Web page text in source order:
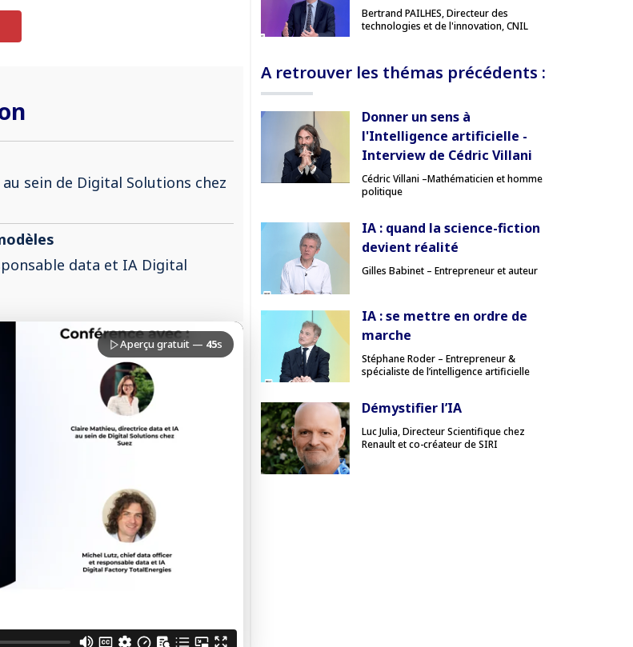
sein de Digital Solutions chez
data et IA Digital
Aperçu gratuit — 45s
Bertrand PAILHES, Directeur des
technologies et de l'innovation, CNIL
A retrouver les thémas précédents :
Donner un sens à
l'Intelligence artificielle -
Interview de Cédric Villani
Cédric Villani –Mathématicien et homme
politique
IA : quand la science-fiction
devient réalité
Gilles Babinet – Entrepreneur et auteur
IA : se mettre en ordre de
marche
Stéphane Roder – Entrepreneur &
spécialiste de l’intelligence artificielle
Démystifier l’IA
Luc Julia, Directeur Scientifique chez
Renault et co-créateur de SIRI